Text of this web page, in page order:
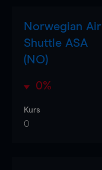
Norwegian Air
Shuttle ASA
(NO)
0%
Kurs
0